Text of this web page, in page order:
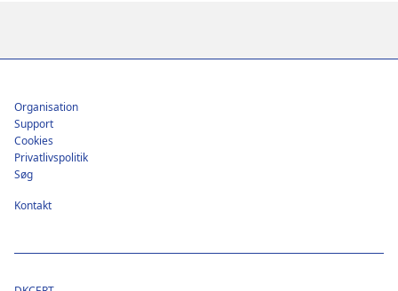
Footer
Organisation
Support
Cookies
Privatlivspolitik
Søg
Kontakt